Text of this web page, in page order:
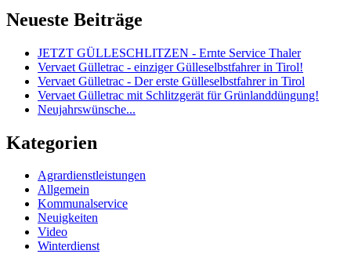
Neueste Beiträge
JETZT GÜLLESCHLITZEN - Ernte Service Thaler
Vervaet Gülletrac - einziger Gülleselbstfahrer in Tirol!
Vervaet Gülletrac - Der erste Gülleselbstfahrer in Tirol
Vervaet Gülletrac mit Schlitzgerät für Grünlanddüngung!
Neujahrswünsche...
Kategorien
Agrardienstleistungen
Allgemein
Kommunalservice
Neuigkeiten
Video
Winterdienst